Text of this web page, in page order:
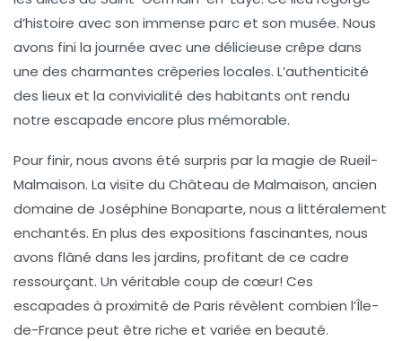
d’histoire avec son immense parc et son musée. Nous
avons fini la journée avec une délicieuse crêpe dans
une des charmantes crêperies locales. L’authenticité
des lieux et la convivialité des habitants ont rendu
notre escapade encore plus mémorable.
Pour finir, nous avons été surpris par la magie de Rueil-
Malmaison. La visite du Château de Malmaison, ancien
domaine de Joséphine Bonaparte, nous a littéralement
enchantés. En plus des expositions fascinantes, nous
avons flâné dans les jardins, profitant de ce cadre
ressourçant. Un véritable coup de cœur! Ces
escapades à proximité de Paris révèlent combien l’Île-
de-France peut être riche et variée en beauté.